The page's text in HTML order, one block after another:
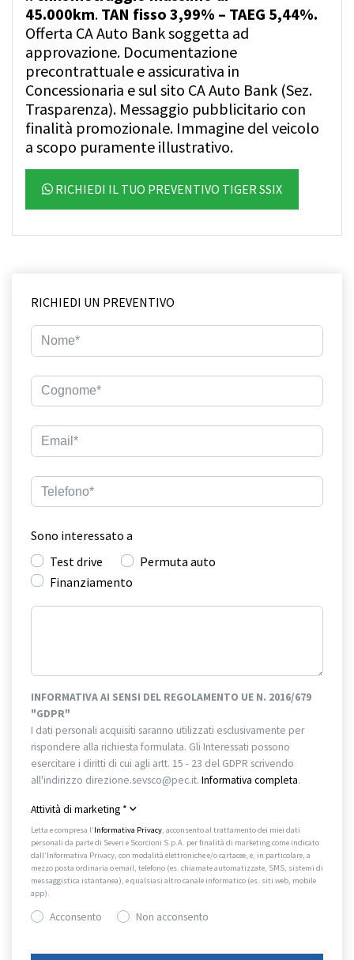
45.000km. TAN fisso 3,99% – TAEG 5,44%.
Offerta CA Auto Bank soggetta ad
approvazione. Documentazione
precontrattuale e assicurativa in
Concessionaria e sul sito CA Auto Bank (Sez.
Trasparenza). Messaggio pubblicitario con
finalità promozionale. Immagine del veicolo
a scopo puramente illustrativo.
RICHIEDI IL TUO PREVENTIVO TIGER SSIX
RICHIEDI UN PREVENTIVO
Sono interessato a
Test drive
Permuta auto
Finanziamento
INFORMATIVA AI SENSI DEL REGOLAMENTO UE N. 2016/679
"GDPR"
I dati personali acquisiti saranno utilizzati esclusivamente per
rispondere alla richiesta formulata. Gli Interessati possono
esercitare i diritti di cui agli artt. 15 - 23 del GDPR scrivendo
all'indirizzo direzione.sevsco@pec.it. Informativa completa.
Attività di marketing *
Letta e compresa l’Informativa Privacy , acconsento al trattamento dei miei dati
personali da parte di Severi e Scorcioni S.p.A. per finalità di marketing come indicato
dall’Informativa Privacy, con modalità elettroniche e/o cartacee, e, in particolare, a
mezzo posta ordinaria o email, telefono (es. chiamate automatizzate, SMS, sistemi di
messaggistica istantanea), e qualsiasi altro canale informatico (es. siti web, mobile
app).
Acconsento Non acconsento